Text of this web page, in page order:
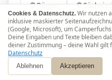
Rügen
Schwarzwald
Thüringer Wald
Cookies & Datenschutz. Wir nutzen
inklusive maskierter
(Google, Microsoft), um
Deine Eingaben und Texte bleiben
deiner Zustimmung – deine Wahl gilt
Datenschutz
Ablehnen Akzeptieren